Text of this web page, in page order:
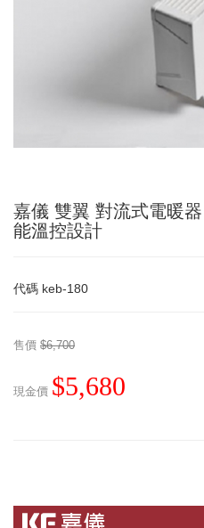
嘉儀 雙翼 對流式電暖
能溫控設計
代碼 keb-180
售價 $6,700
現金價 $5,680